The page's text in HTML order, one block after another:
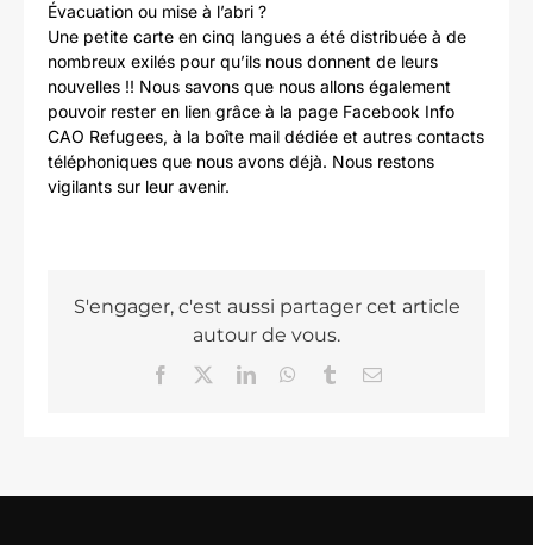
Évacuation ou mise à l’abri ?
Une petite carte en cinq langues a été distribuée à de
nombreux exilés pour qu’ils nous donnent de leurs
nouvelles !! Nous savons que nous allons également
pouvoir rester en lien grâce à la page Facebook Info
CAO Refugees, à la boîte mail dédiée et autres contacts
téléphoniques que nous avons déjà. Nous restons
vigilants sur leur avenir.
S'engager, c'est aussi partager cet article
autour de vous.
Facebook LinkedInWhatsAppTumblrEmail